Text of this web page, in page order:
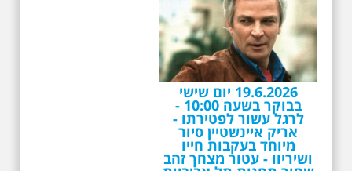
19.6.2026 יום שישי
בבוקר בשעה 10:00 -
לרגל עשור לפטירתו -
אריק איינשטיין סיור
מיוחד בעקבות חייו
ושיריוו - עטור מצחך זהב